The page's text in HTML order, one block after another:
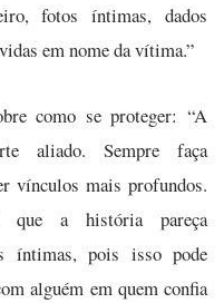
fotos íntimas, dados
em nome da vítima.”
como se proteger: “A
aliado. Sempre faça
vínculos mais profundos.
que a história pareça
íntimas, pois isso pode
alguém em quem confia